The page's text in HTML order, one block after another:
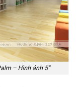
– Hình ảnh 5”